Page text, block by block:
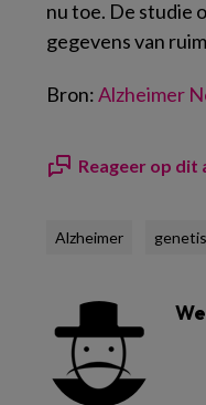
nu toe. De studie
gegevens van
Bron:Alzheimer
Reageer op dit
Alzheimer